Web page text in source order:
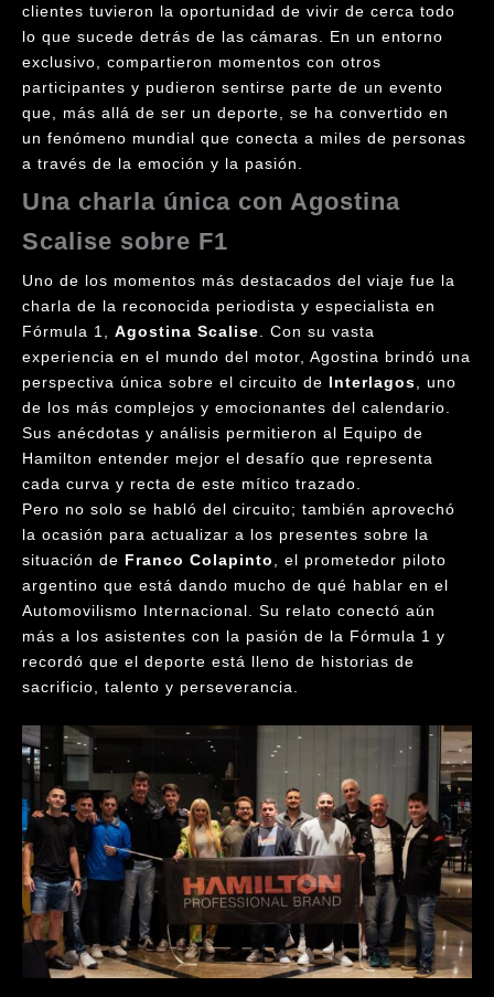
clientes tuvieron la oportunidad de vivir de cerca todo
lo que sucede detrás de las cámaras. En un entorno
exclusivo, compartieron momentos con otros
participantes y pudieron sentirse parte de un evento
que, más allá de ser un deporte, se ha convertido en
un fenómeno mundial que conecta a miles de personas
a través de la emoción y la pasión.
Una charla única con Agostina
Scalise sobre F1
Uno de los momentos más destacados del viaje fue la
charla de la reconocida periodista y especialista en
Fórmula 1, Agostina Scalise . Con su vasta
experiencia en el mundo del motor, Agostina brindó una
perspectiva única sobre el circuito de Interlagos , uno
de los más complejos y emocionantes del calendario.
Sus anécdotas y análisis permitieron al Equipo de
Hamilton entender mejor el desafío que representa
cada curva y recta de este mítico trazado.
Pero no solo se habló del circuito; también aprovechó
la ocasión para actualizar a los presentes sobre la
situación de Franco Colapinto
, el prometedor piloto
argentino que está dando mucho de qué hablar en el
Automovilismo Internacional. Su relato conectó aún
más a los asistentes con la pasión de la Fórmula 1 y
recordó que el deporte está lleno de historias de
sacrificio, talento y perseverancia.